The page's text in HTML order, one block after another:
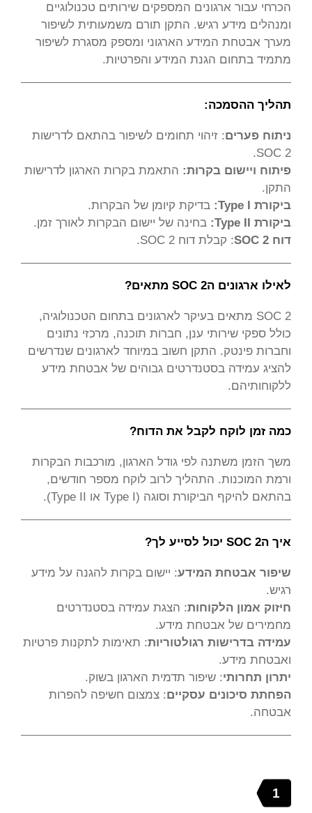
הכרחי עבור ארגונים המספקים שירותים טכנולוגיים
ומנהלים מידע רגיש. התקן תורם משמעותית לשיפור
מערך אבטחת המידע הארגוני ומספק מסגרת לשיפור
מתמיד בתחום הגנת המידע והפרטיות.
תהליך ההסמכה:
ניתוח פערים: זיהוי תחומים לשיפור בהתאם לדרישות
SOC 2.
פיתוח ויישום בקרות: התאמת בקרות הארגון לדרישות
התקן.
ביקורת Type I:
בדיקת קיומן של הבקרות.
ביקורת Type II:
בחינה של יישום הבקרות לאורך זמן.
דוח SOC 2
: קבלת דוח SOC 2.
לאילו ארגונים הSOC 2 מתאים?
SOC 2 מתאים בעיקר לארגונים בתחום הטכנולוגיה,
כולל ספקי שירותי ענן, חברות תוכנה, מרכזי נתונים
וחברות פינטק. התקן חשוב במיוחד לארגונים שנדרשים
להציג עמידה בסטנדרטים גבוהים של אבטחת מידע
ללקוחותיהם.
כמה זמן לוקח לקבל את הדוח?
משך הזמן משתנה לפי גודל הארגון, מורכבות הבקרות
ורמת המוכנות. התהליך לרוב לוקח מספר חודשים,
בהתאם להיקף הביקורת וסוגה (Type I או Type II).
איך הSOC 2 יכול לסייע לך?
שיפור אבטחת המידע: יישום בקרות להגנה על מידע
רגיש.
חיזוק אמון הלקוחות: הצגת עמידה בסטנדרטים
מחמירים של אבטחת מידע.
עמידה בדרישות רגולטוריות: תאימות לתקנות פרטיות
ואבטחת מידע.
יתרון תחרותי: שיפור תדמית הארגון בשוק.
הפחתת סיכונים עסקיים: צמצום חשיפה להפרות
אבטחה.
1